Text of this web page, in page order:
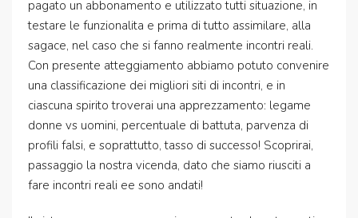
pagato un abbonamento e utilizzato tutti situazione, in
testare le funzionalita e prima di tutto assimilare, alla
sagace, nel caso che si fanno realmente incontri reali.
Con presente atteggiamento abbiamo potuto convenire
una classificazione dei migliori siti di incontri, e in
ciascuna spirito troverai una apprezzamento: legame
donne vs uomini, percentuale di battuta, parvenza di
profili falsi, e soprattutto, tasso di successo! Scoprirai,
passaggio la nostra vicenda, dato che siamo riusciti a
fare incontri reali ee sono andati!